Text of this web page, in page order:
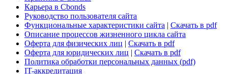
Для клиентов
О нас
Безопасность проведения платежей
Практика в Cbonds
Карьера в Cbonds
Руководство пользователя сайта
Функциональные характеристики сайта|Скачать в pdf
Описание процессов жизненного цикла сайта